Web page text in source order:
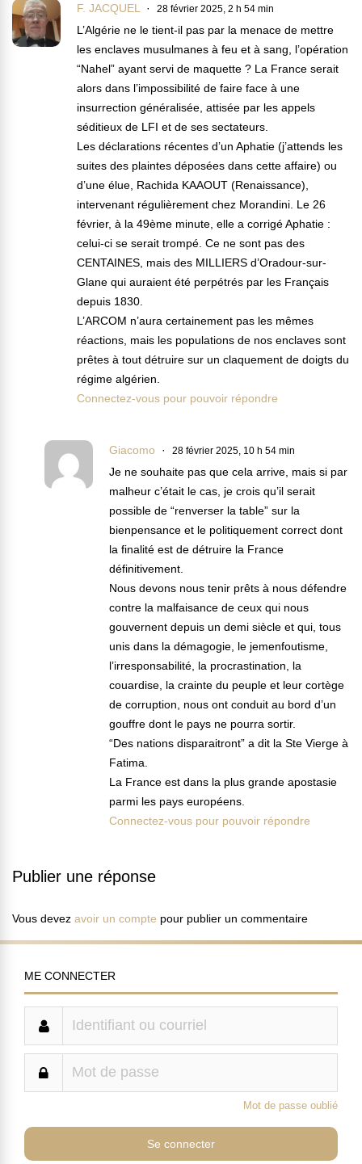
F. JACQUEL 28 février 2025, 2 h 54 min
L’Algérie ne le tient-il pas par la menace de mettre
les enclaves musulmanes à feu et à sang, l’opération
“Nahel” ayant servi de maquette ? La France serait
alors dans l’impossibilité de faire face à une
insurrection généralisée, attisée par les appels
séditieux de LFI et de ses sectateurs.
Les déclarations récentes d’un Aphatie (j’attends les
suites des plaintes déposées dans cette affaire) ou
d’une élue, Rachida KAAOUT (Renaissance),
intervenant régulièrement chez Morandini. Le 26
février, à la 49ème minute, elle a corrigé Aphatie :
celui-ci se serait trompé. Ce ne sont pas des
CENTAINES, mais des MILLIERS d’Oradour-sur-
Glane qui auraient été perpétrés par les Français
depuis 1830.
L’ARCOM n’aura certainement pas les mêmes
réactions, mais les populations de nos enclaves sont
prêtes à tout détruire sur un claquement de doigts du
régime algérien.
Connectez-vous pour pouvoir répondre
Giacomo 28 février 2025, 10 h 54 min
Je ne souhaite pas que cela arrive, mais si par
malheur c’était le cas, je crois qu’il serait
possible de “renverser la table” sur la
bienpensance et le politiquement correct dont
la finalité est de détruire la France
définitivement.
Nous devons nous tenir prêts à nous défendre
contre la malfaisance de ceux qui nous
gouvernent depuis un demi siècle et qui, tous
unis dans la démagogie, le jemenfoutisme,
l’irresponsabilité, la procrastination, la
couardise, la crainte du peuple et leur cortège
de corruption, nous ont conduit au bord d’un
gouffre dont le pays ne pourra sortir.
“Des nations disparaitront” a dit la Ste Vierge à
Fatima.
La France est dans la plus grande apostasie
parmi les pays européens.
Connectez-vous pour pouvoir répondre
Publier une réponse
Vous devez avoir un compte pour publier un commentaire
ME CONNECTER
Mot de passe oublié